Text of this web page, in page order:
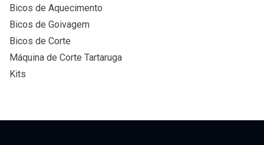
Bicos de Aquecimento
Bicos de Goivagem
Bicos de Corte
Máquina de Corte Tartaruga
Kits